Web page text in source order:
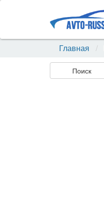
Главная
Поиск